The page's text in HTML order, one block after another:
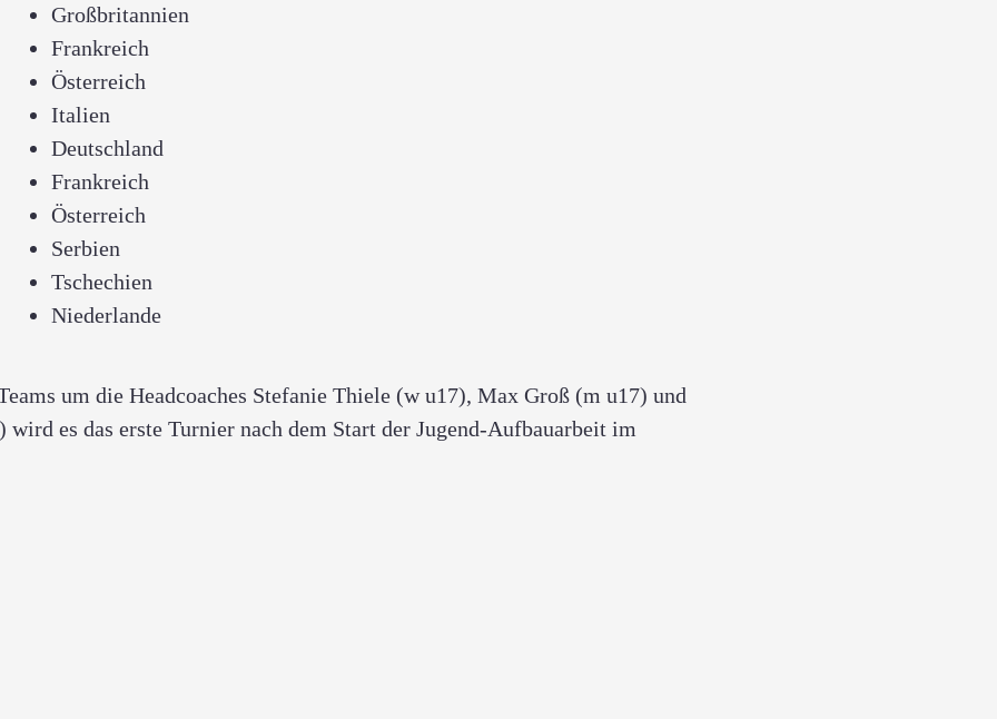
Großbritannien
Frankreich
Österreich
Italien
Deutschland
Frankreich
Österreich
Serbien
Tschechien
Niederlande
um die Headcoaches Stefanie Thiele (w u17), Max Groß (m u17) und
es das erste Turnier nach dem Start der Jugend-Aufbauarbeit im